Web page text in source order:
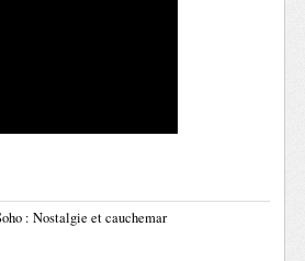
: Nostalgie et cauchemar